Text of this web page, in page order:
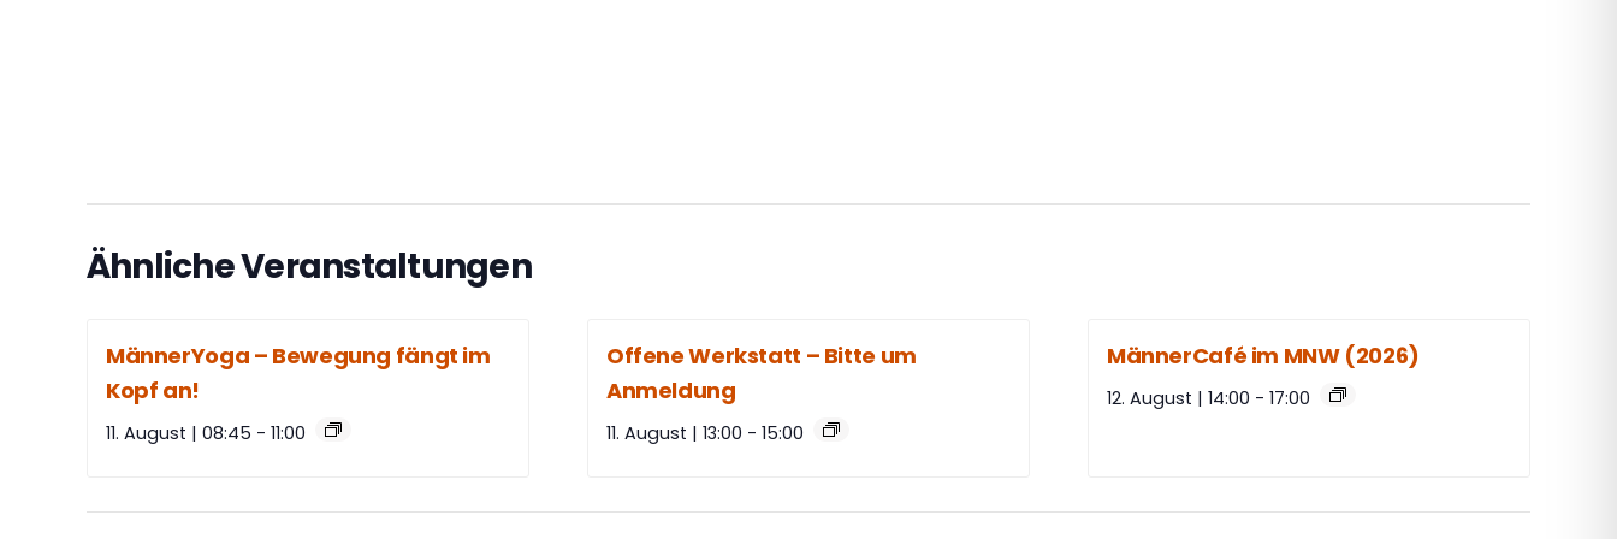
Ähnliche Veranstaltungen
MännerYoga – Bewegung fängt im
Kopf an!
11. August | 08:45 - 11:00
Offene Werkstatt – Bitte um
Anmeldung
11. August | 13:00 - 15:00
MännerCafé im MNW (2026)
12. August | 14:00 - 17:00